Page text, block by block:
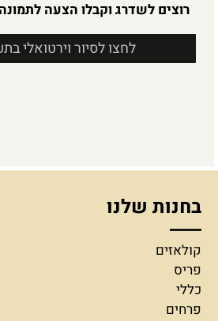
רוצים לשדרג וקבלו הצעה לתמונה
לחצו לסיור וירטואלי
בחנות שלנו
קולאזים
פריס
כללי
פרחים